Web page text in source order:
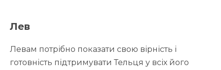
Лев
Левам потрібно показати свою вірність і
готовність підтримувати Тельця у всіх його